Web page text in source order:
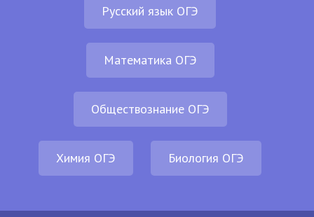
Русский язык ОГЭ
Математика ОГЭ
Обществознание ОГЭ
Химия ОГЭ Биология ОГЭ